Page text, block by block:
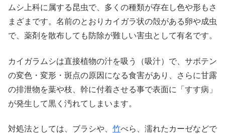
ムシ上科に属する昆虫で、多くの種類が存在し色や形もさ
まざまです。名前のとおりカイガラ状の殻がある卵や成虫
で、薬剤を散布しても防除が難しい害虫として有名です。
カイガラムシは直接植物の汁を吸う（吸汁）で、サボテン
の変色・変形・斑点の原因になる食害があり、さらに甘露
の排泄物を葉や枝、幹に付着させる事で表面に「すす病」
が発生して黒く汚れてしまいます。
対処法としては、ブラシや、 竹べら、濡れたカーゼなどで